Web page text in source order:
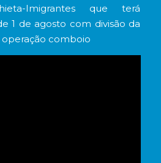
Imigrantes que terá
1 de agosto com divisão da
comboio